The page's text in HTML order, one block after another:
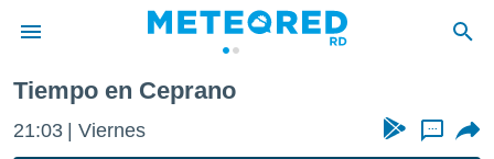
de
Tiempo en Ceprano
21:03 Viernes ...